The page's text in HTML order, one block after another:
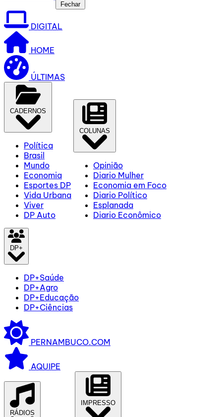
Fechar
DIGITAL
HOME
ÚLTIMAS
CADERNOS
Política
Brasil
Mundo
Economia
Esportes DP
Vida Urbana
Viver
DP Auto
COLUNAS
Opinião
Diario Mulher
Economia em Foco
Diario Político
Esplanada
Diario Econômico
DP+
DP+Saúde
DP+Agro
DP+Educação
DP+Ciências
PERNAMBUCO.COM
AQUIPE
RÁDIOS
IMPRESSO